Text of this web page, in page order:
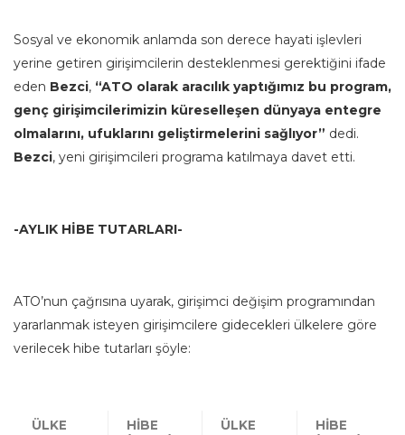
Sosyal ve ekonomik anlamda son derece hayati işlevleri
yerine getiren girişimcilerin desteklenmesi gerektiğini ifade
eden Bezci, “ATO olarak aracılık yaptığımız bu program,
genç girişimcilerimizin küreselleşen dünyaya entegre
olmalarını, ufuklarını geliştirmelerini sağlıyor” dedi.
Bezci, yeni girişimcileri programa katılmaya davet etti.
-AYLIK HİBE TUTARLARI-
ATO’nun çağrısına uyarak, girişimci değişim programından
yararlanmak isteyen girişimcilere gidecekleri ülkelere göre
verilecek hibe tutarları şöyle:
ÜLKE
HİBE
ÜLKE
HİBE